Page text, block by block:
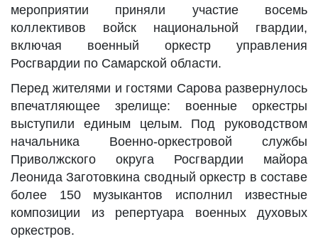
мероприятии приняли участие восемь
коллективов войск национальной гвардии,
включая военный оркестр управления
Росгвардии по Самарской области.
Перед жителями и гостями Сарова развернулось
впечатляющее зрелище: военные оркестры
выступили единым целым. Под руководством
начальника Военно-оркестровой службы
Приволжского округа Росгвардии майора
Леонида Заготовкина сводный оркестр в составе
более 150 музыкантов исполнил известные
композиции из репертуара военных духовых
оркестров.